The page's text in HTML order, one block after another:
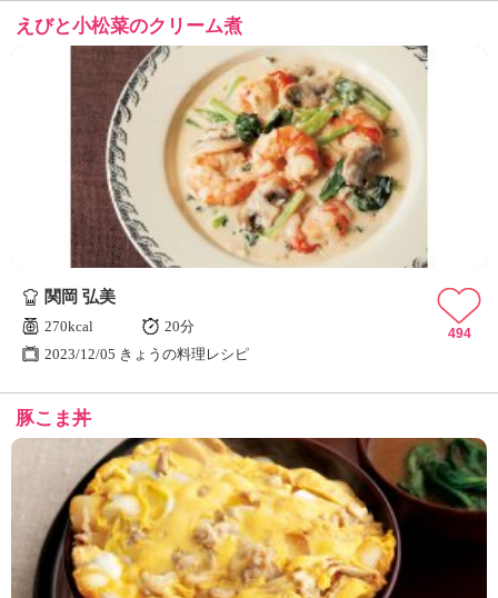
えびと小松菜のクリーム煮
関岡 弘美
270kcal
20分
2023/12/05 きょうの料理レシピ
494
豚こま丼